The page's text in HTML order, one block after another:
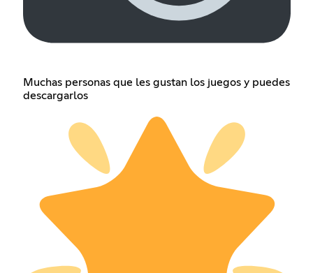
Muchas personas que les gustan los juegos y puedes
descargarlos